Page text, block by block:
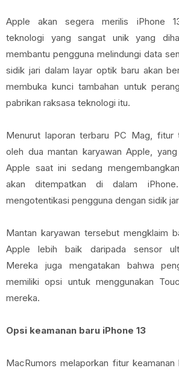
Apple akan segera merilis iPhone
teknologi yang sangat unik yang
membantu pengguna melindungi data
sidik jari dalam layar optik baru akan
membuka kunci tambahan untuk
pabrikan raksasa teknologi itu.
Menurut laporan terbaru PC Mag, fitur
oleh dua mantan karyawan Apple,
Apple saat ini sedang
akan ditempatkan di dalam
mengotentikasi pengguna dengan sidik
Mantan karyawan tersebut mengklaim
Apple lebih baik daripada sensor
Mereka juga mengatakan bahwa
memiliki opsi untuk menggunakan
mereka.
Opsi keamanan baru iPhone 13
MacRumors melaporkan fitur keamanan